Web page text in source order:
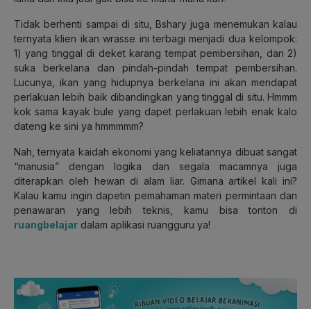
Tidak berhenti sampai di situ, Bshary juga menemukan kalau
ternyata klien ikan wrasse ini terbagi menjadi dua kelompok:
1) yang tinggal di deket karang tempat pembersihan, dan 2)
suka berkelana dan pindah-pindah tempat pembersihan.
Lucunya, ikan yang hidupnya berkelana ini akan mendapat
perlakuan lebih baik dibandingkan yang tinggal di situ. Hmmm
kok sama kayak bule yang dapet perlakuan lebih enak kalo
dateng ke sini ya hmmmmm?
Nah, ternyata kaidah ekonomi yang keliatannya dibuat sangat
“manusia” dengan logika dan segala macamnya juga
diterapkan oleh hewan di alam liar. Gimana artikel kali ini?
Kalau kamu ingin dapetin pemahaman materi permintaan dan
penawaran yang lebih teknis, kamu bisa tonton di
ruangbelajar dalam aplikasi ruangguru ya!